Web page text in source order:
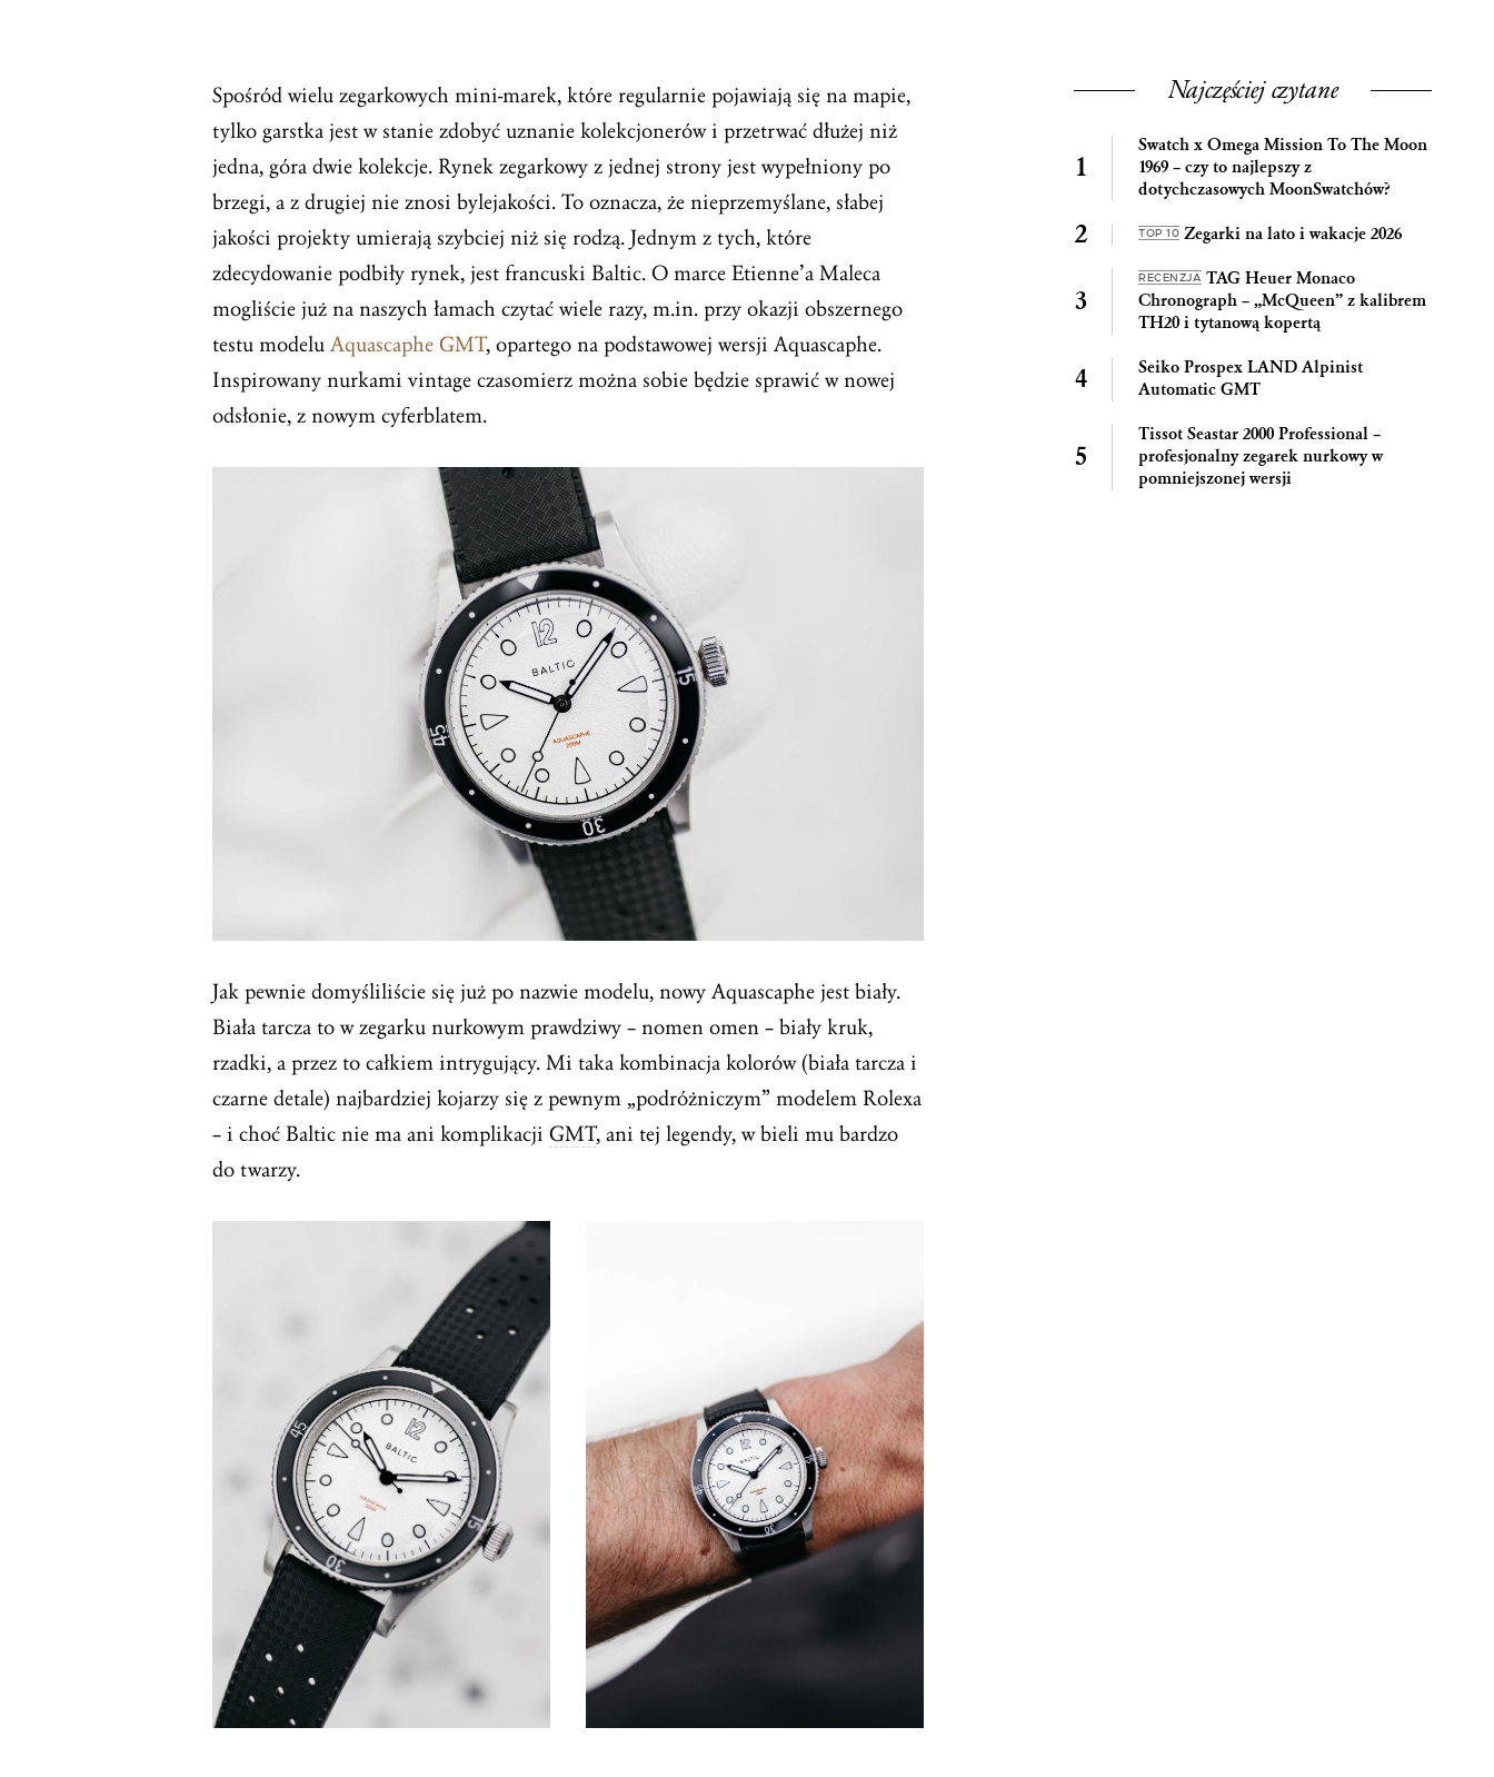
Spośród wielu zegarkowych mini-marek, które regularnie pojawiają się na mapie,
tylko garstka jest w stanie zdobyć uznanie kolekcjonerów i przetrwać dłużej niż
jedna, góra dwie kolekcje. Rynek zegarkowy z jednej strony jest wypełniony po
brzegi, a z drugiej nie znosi bylejakości. To oznacza, że nieprzemyślane, słabej
jakości projekty umierają szybciej niż się rodzą. Jednym z tych, które
zdecydowanie podbiły rynek, jest francuski Baltic. O marce Etienne’a Maleca
mogliście już na naszych łamach czytać wiele razy, m.in. przy okazji obszernego
testu modelu Aquascaphe GMT, opartego na podstawowej wersji Aquascaphe.
Inspirowany nurkami vintage czasomierz można sobie będzie sprawić w nowej
odsłonie, z nowym cyferblatem.
Jak pewnie domyśliliście się już po nazwie modelu, nowy Aquascaphe jest biały.
Biała tarcza to w zegarku nurkowym prawdziwy – nomen omen – biały kruk,
rzadki, a przez to całkiem intrygujący. Mi taka kombinacja kolorów (biała tarcza i
czarne detale) najbardziej kojarzy się z pewnym „podróżniczym” modelem Rolexa
– i choć Baltic nie ma ani komplikacji GMT, ani tej legendy, w bieli mu bardzo
do twarzy.
Najczęściej czytane
Swatch x Omega Mission To The Moon
1969 – czy to najlepszy z
dotychczasowych MoonSwatchów?
TOP 10 Zegarki na lato i wakacje 2026
RECENZJA TAG Heuer Monaco
Chronograph – „McQueen” z kalibrem
TH20 i tytanową kopertą
Seiko Prospex LAND Alpinist
Automatic GMT
Tissot Seastar 2000 Professional –
profesjonalny zegarek nurkowy w
pomniejszonej wersji